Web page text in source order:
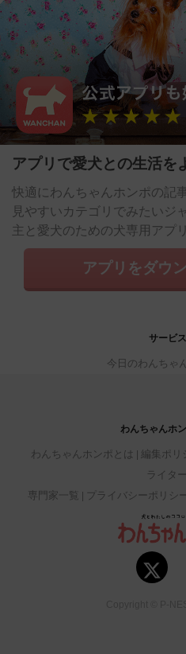
アプリで愛犬との生活を
快適にわんちゃんホンポの記
見やすいカテゴリでみたいジ
主と愛犬のための犬専用アプリ
アプリをダウ
サービ
今日のわんちゃ
わんちゃんホ
わんちゃんホンポとは 編集ポリ
ライタ
専門家一覧
プライバシーポリシ